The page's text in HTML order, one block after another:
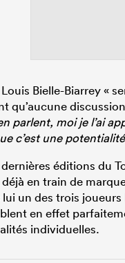
Louis Bielle-Biarrey «
qu’aucune
parlent, moi je l’ai
c’est une
éditions du
en train de
un des trois
en effet
individuelles.